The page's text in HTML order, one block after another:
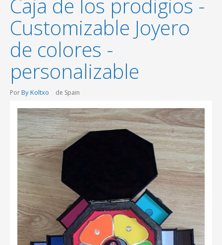
Caja de los prodigios -
Customizable Joyero
de colores -
personalizable
PorBy Koltxo de Spain